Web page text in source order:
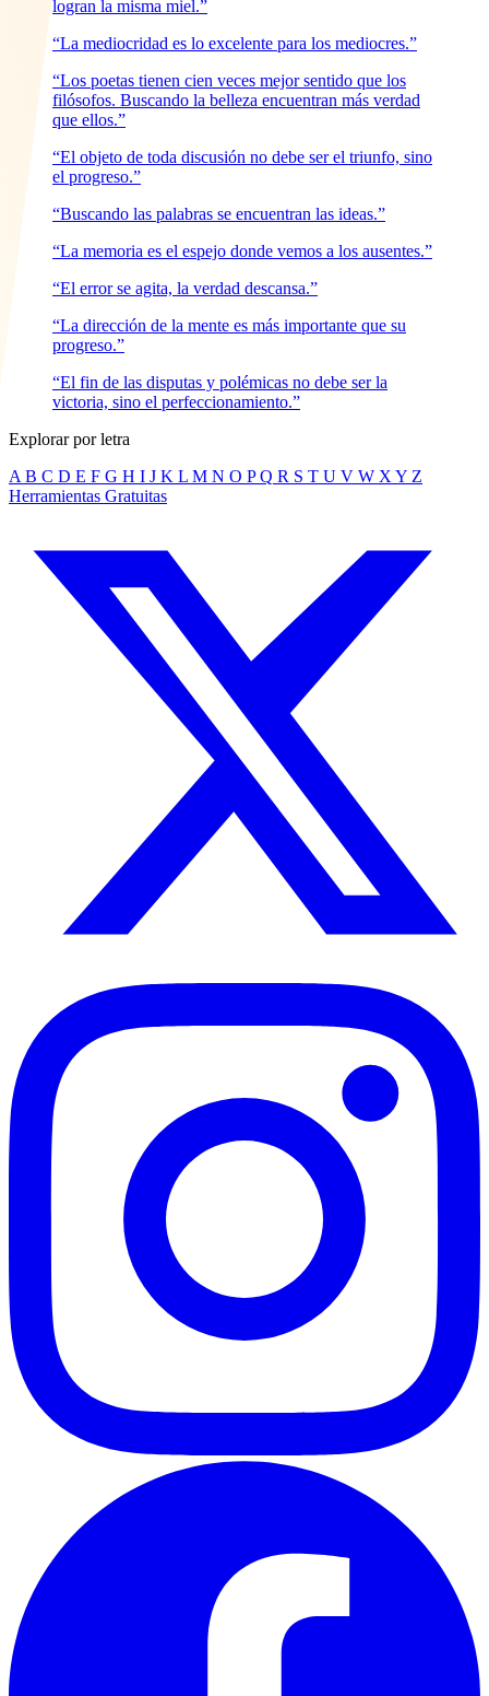
logran la misma miel.”
“La mediocridad es lo excelente para los mediocres.”
“Los poetas tienen cien veces mejor sentido que los
filósofos. Buscando la belleza encuentran más verdad
que ellos.”
“El objeto de toda discusión no debe ser el triunfo, sino
el progreso.”
“Buscando las palabras se encuentran las ideas.”
“La memoria es el espejo donde vemos a los ausentes.”
“El error se agita, la verdad descansa.”
“La dirección de la mente es más importante que su
progreso.”
“El fin de las disputas y polémicas no debe ser la
victoria, sino el perfeccionamiento.”
Explorar por letra
A B C D E F G H I J K L M N O P Q R S T U V W X Y Z
Herramientas Gratuitas